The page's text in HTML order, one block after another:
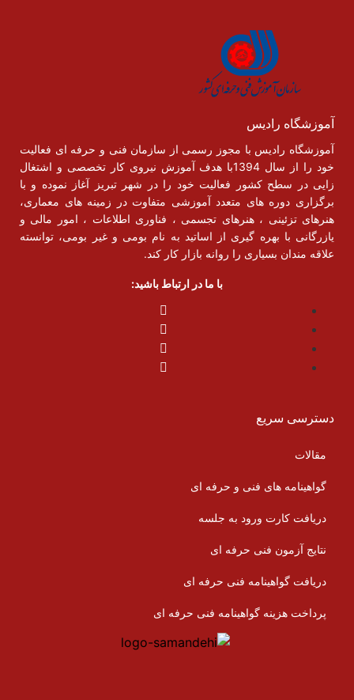
آموزشگاه رادیس
آموزشگاه رادیس با مجوز رسمی از سازمان فنی و حرفه ای فعالیت
خود را از سال 1394با هدف آموزش نیروی کار تخصصی و اشتغال
زایی در سطح کشور فعالیت خود را در شهر تبریز آغاز نموده و با
برگزاری دوره های متعدد آموزشی متفاوت در زمینه های معماری،
هنرهای تزئینی ، هنرهای تجسمی ، فناوری اطلاعات ، امور مالی و
یازرگانی با بهره گیری از اساتید به نام بومی و غیر بومی، توانسته
علاقه مندان بسیاری را روانه بازار کار کند.
با ما در ارتباط باشید:
دسترسی سریع
مقالات
گواهینامه های فنی و حرفه ای
دریافت کارت ورود به جلسه
نتایج آزمون فنی حرفه ای
دریافت گواهینامه فنی حرفه ای
پرداخت هزینه گواهینامه فنی حرفه ای